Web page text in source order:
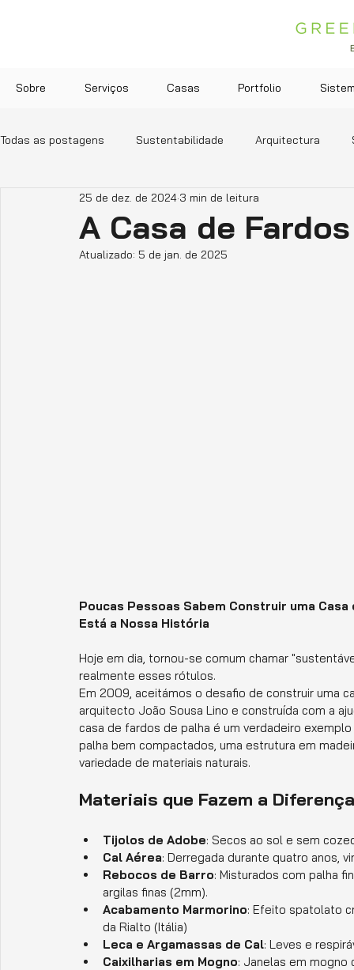
Sobre Serviços Casas Portfolio
Todas as postagens Sustentabilidade Arquitectura
A Casa de
25 de dez. de 2024 3 min de leitura
Atualizado: 5 de jan. de 2025
Poucas Pessoas Sabem Construir uma
Está a Nossa História
Hoje em dia, tornou-se comum chamar
realmente esses rótulos.
Em 2009, aceitámos o desafio de construir uma
arquitecto João Sousa Lino e construída com a
casa de fardos de palha é um verdadeiro
palha bem compactados, uma estrutura em
variedade de materiais naturais.
Materiais que Fazem a Diferença
Tijolos de Adobe: Secos ao sol e sem
Cal Aérea: Derregada durante quatro anos,
Rebocos de Barro: Misturados com palha
argilas finas (2mm).
Acabamento Marmorino: Efeito spatolato
da Rialto (Itália)
Leca e Argamassas de Cal: Leves e
Caixilharias em Mogno: Janelas em mogno